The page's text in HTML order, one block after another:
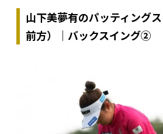
山下美夢有のパッティング
前方）｜バックスイング②